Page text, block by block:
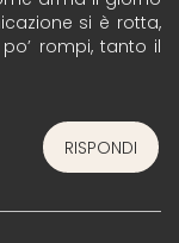
si è rotta,
rompi, tanto il
RISPONDI